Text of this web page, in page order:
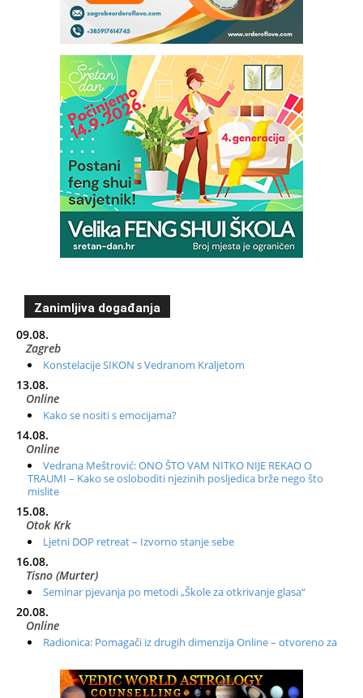
Zanimljiva događanja
09.08.
Zagreb
Konstelacije SIKON s Vedranom Kraljetom
13.08.
Online
Kako se nositi s emocijama?
14.08.
Online
Vedrana Meštrović: ONO ŠTO VAM NITKO NIJE REKAO O
TRAUMI – Kako se osloboditi njezinih posljedica brže nego što
mislite
15.08.
Otok Krk
Ljetni DOP retreat – Izvorno stanje sebe
16.08.
Tisno (Murter)
Seminar pjevanja po metodi „Škole za otkrivanje glasa“
20.08.
Online
Radionica: Pomagači iz drugih dimenzija Online – otvoreno za
Zagreb+Online